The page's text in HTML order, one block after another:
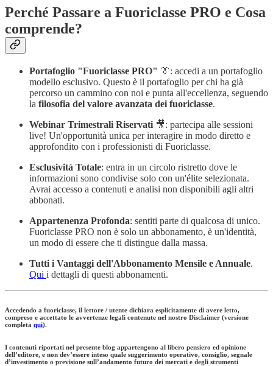
Perché Passare a Fuoriclasse PRO e Cosa
comprende?
Portafoglio "Fuoriclasse PRO" 👔: accedi a un portafoglio
modello esclusivo. Questo è il portafoglio per chi ha già
percorso un cammino con noi e punta all'eccellenza, seguendo
la filosofia del valore avanzata dei fuoriclasse.
Webinar Trimestrali Riservati 🎥: partecipa alle sessioni
live! Un'opportunità unica per interagire in modo diretto e
approfondito con i professionisti di Fuoriclasse.
Esclusività Totale: entra in un circolo ristretto dove le
informazioni sono condivise solo con un'élite selezionata.
Avrai accesso a contenuti e analisi non disponibili agli altri
abbonati.
Appartenenza Profonda: sentiti parte di qualcosa di unico.
Fuoriclasse PRO non è solo un abbonamento, è un'identità,
un modo di essere che ti distingue dalla massa.
Tutti i Vantaggi dell'Abbonamento Mensile e Annuale.
Qui i dettagli di questi abbonamenti.
Accedendo a fuoriclasse, il lettore / utente dichiara esplicitamente di avere letto,
compreso e accettato le avvertenze legali contenute nel nostro Disclaimer (versione
completa qui).
I contenuti riportati nel presente blog appartengono al libero pensiero ed opinione
dell’editore, e non dev’essere inteso quale suggerimento operativo, consiglio, segnale
d’investimento o previsione sull’andamento futuro dei mercati e degli strumenti